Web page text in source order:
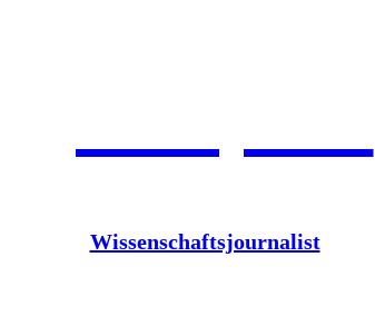
Jean Pütz
Wissenschaftsjournalist